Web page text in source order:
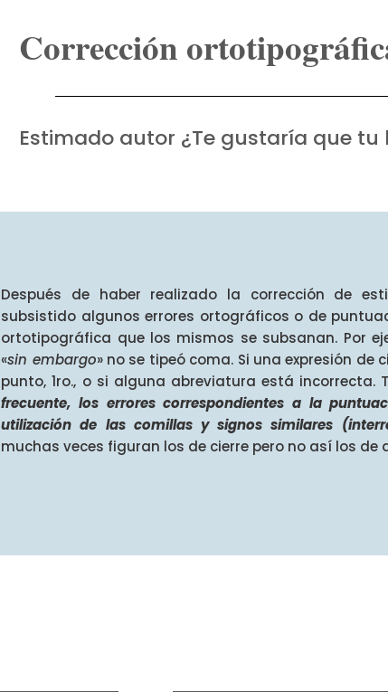
Corrección
Estimado autor ¿Te gustaría que tu
Después de haber realizado la corrección de
subsistido algunos errores ortográficos o de
ortotipográfica que los mismos se subsanan. Por
«sin embargo» no se tipeó coma. Si una expresión de
punto, 1ro., o si alguna abreviatura está incorrecta.
frecuente, los errores correspondientes a la
utilización de las comillas y signos similares
muchas veces figuran los de cierre pero no así los de